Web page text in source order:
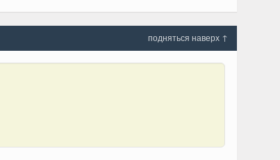
подняться наверх ↑